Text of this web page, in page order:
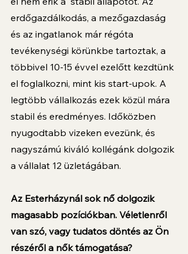
erdőgazdálkodás, a mezőgazdaság
és az ingatlanok már régóta
tevékenységi körünkbe tartoztak, a
többivel 10-15 évvel ezelőtt kezdtünk
el foglalkozni, mint kis start-upok. A
legtöbb vállalkozás ezek közül mára
stabil és eredményes. Időközben
nyugodtabb vizeken evezünk, és
nagyszámú kiváló kollégánk dolgozik
a vállalat 12 üzletágában.
Az Esterházynál sok nő dolgozik
magasabb pozíciókban. Véletlenről
van szó, vagy tudatos döntés az Ön
részéről a nők támogatása?